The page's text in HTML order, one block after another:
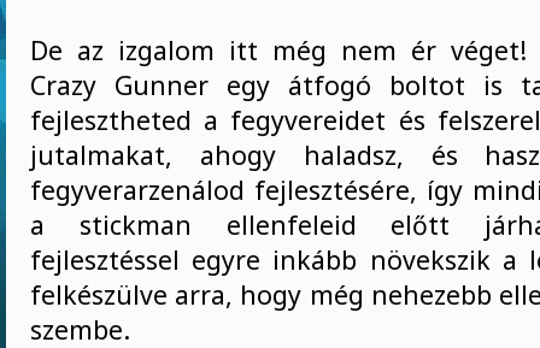
De az izgalom itt még nem ér véget!
Crazy Gunner egy átfogó boltot is
fejlesztheted a fegyvereidet és
jutalmakat, ahogy haladsz, és
fegyverarzenálod fejlesztésére, így
a stickman ellenfeleid előtt
fejlesztéssel egyre inkább növekszik a
felkészülve arra, hogy még nehezebb
szembe.